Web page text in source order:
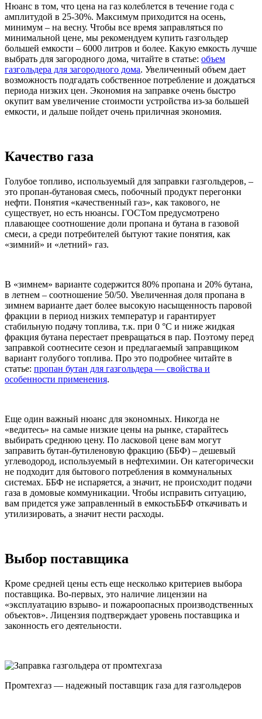
Нюанс в том, что цена на газ колеблется в течение года с
амплитудой в 25-30%. Максимум приходится на осень,
минимум – на весну. Чтобы все время заправляться по
минимальной цене, мы рекомендуем купить газгольдер
большей емкости – 6000 литров и более. Какую емкость лучше
выбрать для загородного дома, читайте в статье: объем
газгольдера для загородного дома. Увеличенный объем дает
возможность подгадать собственное потребление и дождаться
периода низких цен. Экономия на заправке очень быстро
окупит вам увеличение стоимости устройства из-за большей
емкости, и дальше пойдет очень приличная экономия.
Качество газа
Голубое топливо, используемый для заправки газгольдеров, –
это пропан-бутановая смесь, побочный продукт перегонки
нефти. Понятия «качественный газ», как такового, не
существует, но есть нюансы. ГОСТом предусмотрено
плавающее соотношение доли пропана и бутана в газовой
смеси, а среди потребителей бытуют такие понятия, как
«зимний» и «летний» газ.
В «зимнем» варианте содержится 80% пропана и 20% бутана,
в летнем – соотношение 50/50. Увеличенная доля пропана в
зимнем варианте дает более высокую насыщенность паровой
фракции в период низких температур и гарантирует
стабильную подачу топлива, т.к. при 0 °С и ниже жидкая
фракция бутана перестает превращаться в пар. Поэтому перед
заправкой соотнесите сезон и предлагаемый заправщиком
вариант голубого топлива. Про это подробнее читайте в
статье: пропан бутан для газгольдера — свойства и
особенности применения.
Еще один важный нюанс для экономных. Никогда не
«ведитесь» на самые низкие цены на рынке, старайтесь
выбирать среднюю цену. По ласковой цене вам могут
заправить бутан-бутиленовую фракцию (ББФ) – дешевый
углеводород, используемый в нефтехимии. Он категорически
не подходит для бытового потребления в коммунальных
системах. ББФ не испаряется, а значит, не происходит подачи
газа в домовые коммуникации. Чтобы исправить ситуацию,
вам придется уже заправленный в емкостьББФ откачивать и
утилизировать, а значит нести расходы.
Выбор поставщика
Кроме средней цены есть еще несколько критериев выбора
поставщика. Во-первых, это наличие лицензии на
«эксплуатацию взрыво- и пожароопасных производственных
объектов». Лицензия подтверждает уровень поставщика и
законность его деятельности.
Промтехгаз — надежный поставщик газа для газгольдеров